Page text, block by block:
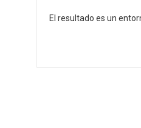
El resultado es un